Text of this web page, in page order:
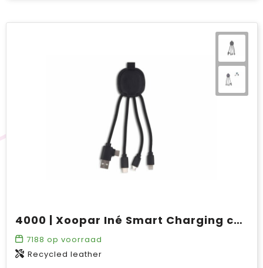
4000 | Xoopar Iné Smart Charging cable with NFC
7188 op voorraad
Recycled leather